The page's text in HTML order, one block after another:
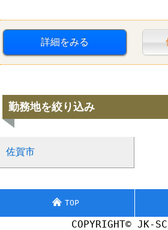
詳細をみる
勤務地を絞り込み
佐賀市
TOP
COPYRIGHT© JK-